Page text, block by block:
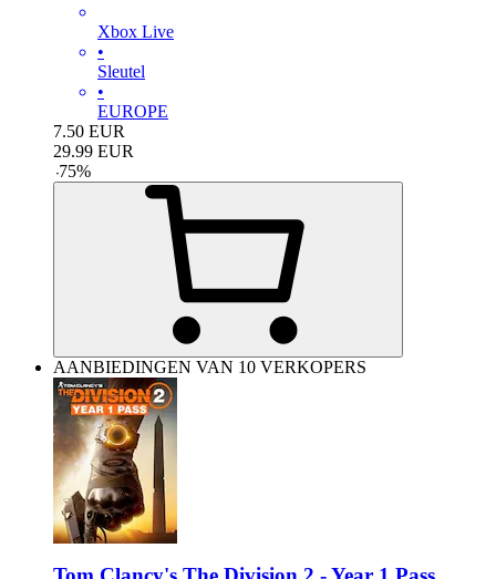
Xbox Live
•
Sleutel
•
EUROPE
7.50 EUR
29.99 EUR
-75%
AANBIEDINGEN VAN 10 VERKOPERS